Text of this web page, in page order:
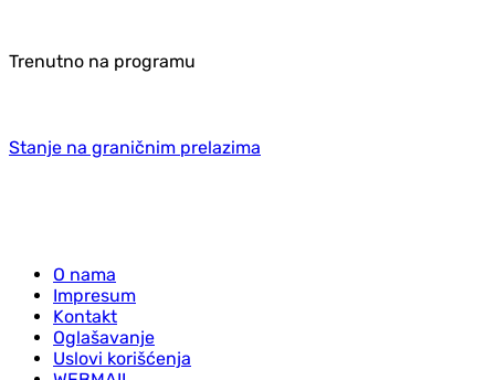
Trenutno na programu
Stanje na graničnim prelazima
O nama
Impresum
Kontakt
Oglašavanje
Uslovi korišćenja